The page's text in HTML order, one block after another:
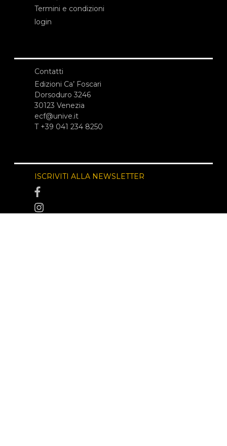
Termini e condizioni
login
Contatti
Edizioni Ca’ Foscari
Dorsoduro 3246
30123 Venezia
ecf@unive.it
T +39 041 234 8250
ISCRIVITI ALLA NEWSLETTER